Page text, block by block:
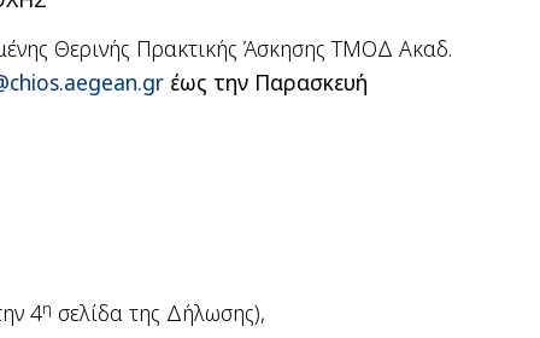
Θερινής Πρακτικής Άσκησης ΤΜΟΔ Ακαδ.
r έως την Παρασκευή
4η σελίδα της Δήλωσης),